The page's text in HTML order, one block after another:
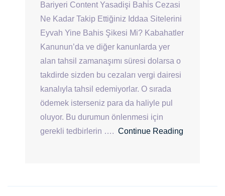
Bariyeri Content Yasadişi Bahi̇s Cezasi
Ne Kadar Takip Ettiğiniz Iddaa Sitelerini
Eyvah Yine Bahis Şikesi Mi? Kabahatler
Kanunun’da ve diğer kanunlarda yer
alan tahsil zamanaşımı süresi dolarsa o
takdirde sizden bu cezaları vergi dairesi
kanalıyla tahsil edemiyorlar. O sırada
ödemek isterseniz para da haliyle pul
oluyor. Bu durumun önlenmesi için
gerekli tedbirlerin …. Continue Reading